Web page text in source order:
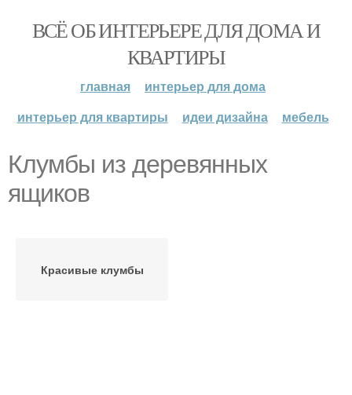
ВСЁ ОБ ИНТЕРЬЕРЕ ДЛЯ ДОМА И
КВАРТИРЫ
главная
интерьер для дома
интерьер для квартиры
идеи дизайна мебель
Клумбы из деревянных
ящиков
Красивые клумбы